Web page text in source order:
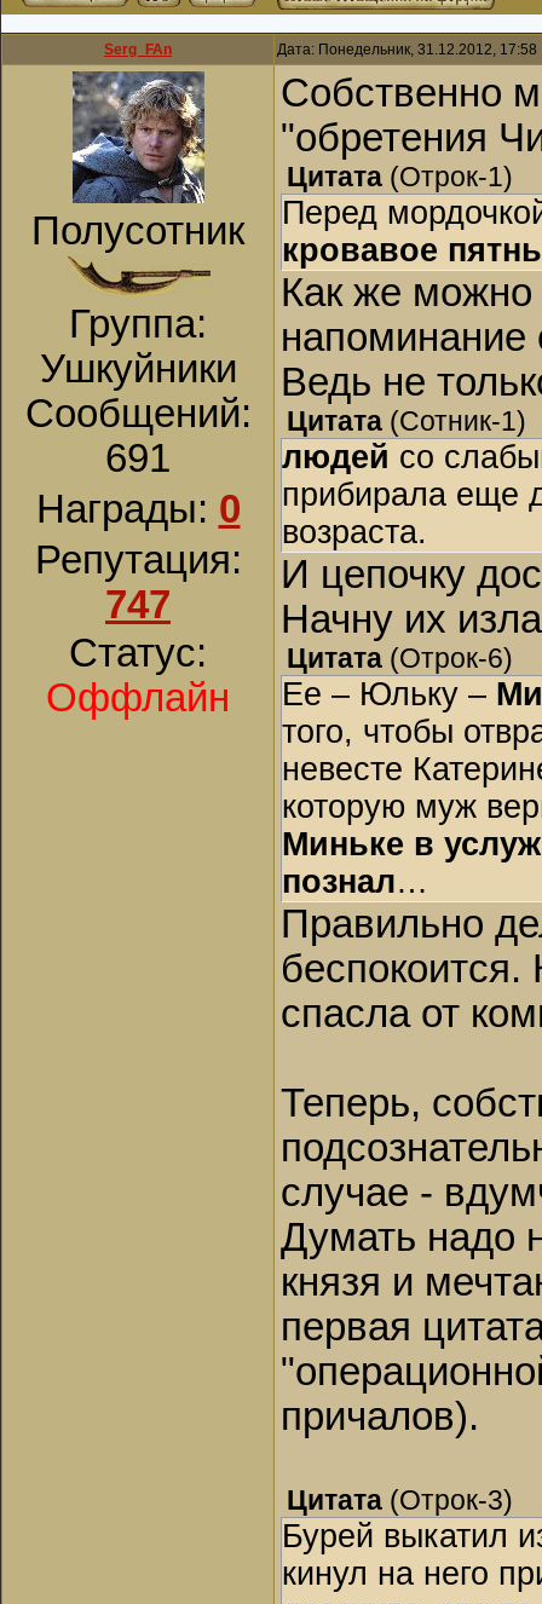
Serg_FAn Дата: Понедельник, 31.12.2012,
Полусотник
Группа:
Ушкуйники
Сообщений:
691
Награды: 0
Репутация:
747
Статус:
Оффлайн
Собственно
"обретения
Цитата (Отрок-1)
Перед
кровавое
Как же
напоминание
Ведь не
Цитата (Сотник-1)
людей со
прибирала еще
возраста.
И цепочку
Начну их
Цитата (Отрок-6)
Ее – Юльку –
того, чтобы
невесте
которую муж
Миньке в
познал…
Правильно
беспокоится.
спасла от
Теперь,
случае -
Думать надо
князя и
первая
причалов).
Цитата (Отрок-3)
Бурей выкатил
кинул на него